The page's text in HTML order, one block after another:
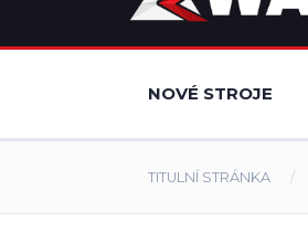
NOVÉ STROJE
TITULNÍ STRÁNKA